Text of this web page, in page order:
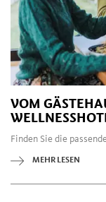
VOM
Finden Sie die
MEHR LESEN